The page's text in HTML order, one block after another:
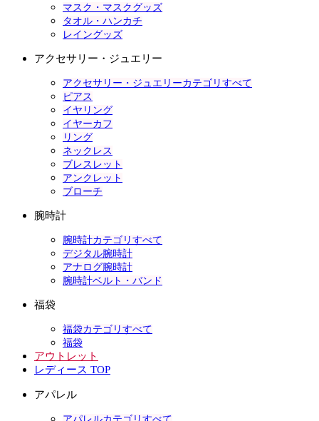
マスク・マスクグッズ
タオル・ハンカチ
レイングッズ
アクセサリー・ジュエリー
アクセサリー・ジュエリーカテゴリすべて
ピアス
イヤリング
イヤーカフ
リング
ネックレス
ブレスレット
アンクレット
ブローチ
腕時計
腕時計カテゴリすべて
デジタル腕時計
アナログ腕時計
腕時計ベルト・バンド
福袋
福袋カテゴリすべて
福袋
アウトレット
レディース TOP
アパレル